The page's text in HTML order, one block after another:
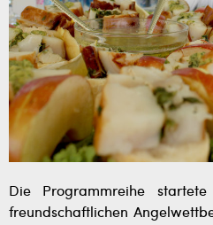
Die Programmreihe
freundschaftlichen